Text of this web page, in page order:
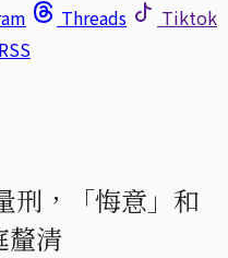
Threads
Tiktok
RSS
刑，「悔意」和
釐清